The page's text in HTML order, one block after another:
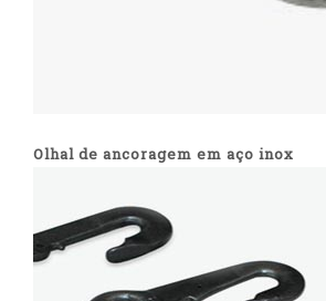
Olhal de ancoragem em aço inox